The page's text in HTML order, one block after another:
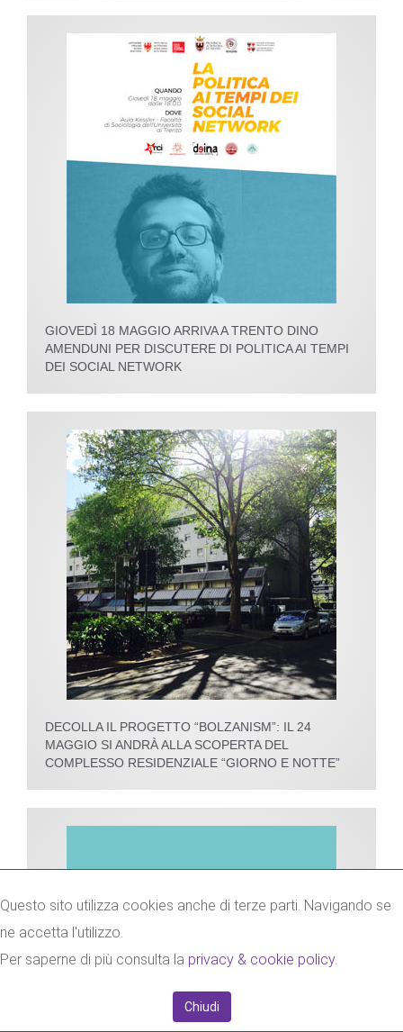
GIOVEDÌ 18 MAGGIO ARRIVA A TRENTO DINO
AMENDUNI PER DISCUTERE DI POLITICA AI TEMPI
DEI SOCIAL NETWORK
DECOLLA IL PROGETTO “BOLZANISM”: IL 24
MAGGIO SI ANDRÀ ALLA SCOPERTA DEL
COMPLESSO RESIDENZIALE “GIORNO E NOTTE”
Questo sito utilizza cookies anche di terze parti. Navigando se
ne accetta l'utilizzo.
Per saperne di più consulta la privacy & cookie policy.
Chiudi